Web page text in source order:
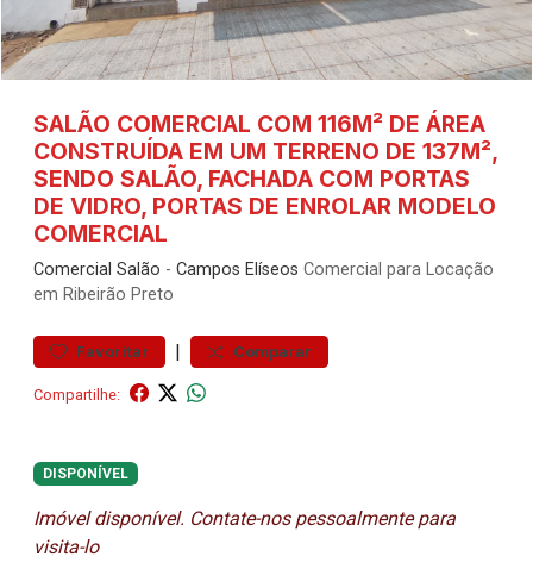
SALÃO COMERCIAL COM 116M² DE ÁREA
CONSTRUÍDA EM UM TERRENO DE 137M²,
SENDO SALÃO, FACHADA COM PORTAS
DE VIDRO, PORTAS DE ENROLAR MODELO
COMERCIAL
Comercial Salão - Campos Elíseos Comercial para Locação
em Ribeirão Preto
Favoritar | Comparar
Compartilhe:
DISPONÍVEL
Imóvel disponível. Contate-nos pessoalmente para
visita-lo